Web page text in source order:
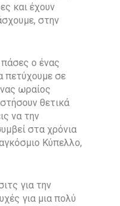
και έχουν
στην
ο ένας
πετύχουμε σε
ωραίος
θετικά
να την
στα χρόνια
Κύπελλο,
για την
για μια πολύ